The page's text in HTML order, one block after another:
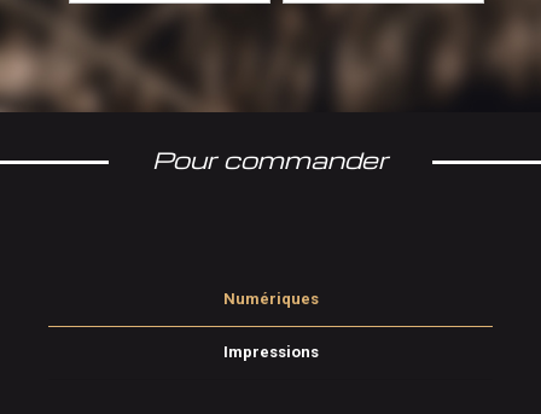
Pour commander
Numériques
Impressions